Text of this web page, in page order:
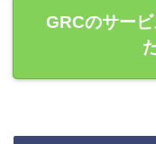
GRCのサー